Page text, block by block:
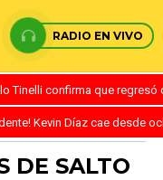
RADIO EN VIVO
Tinelli confirma que
Kevin Díaz cae desde
DE SALTO